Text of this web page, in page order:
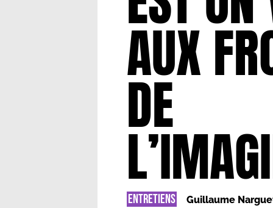
AUX
DE
ENTRETIENS Guillaume